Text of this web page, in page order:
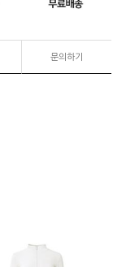
문의하기